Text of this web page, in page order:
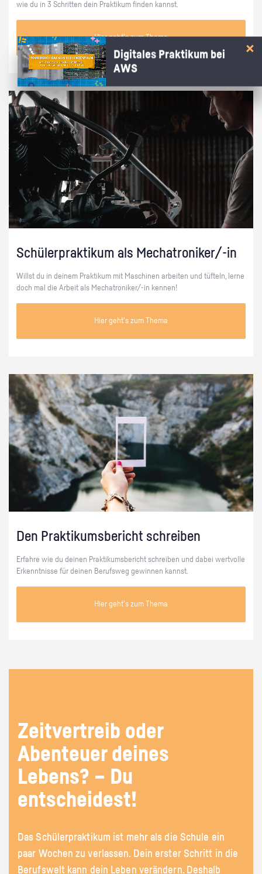
wie du in 3 Schritten dein Praktikum finden kannst.
Hier geht's zum Thema
Schülerpraktikum als Mechatroniker/-in
Willst du in deinem Praktikum mit Maschinen arbeiten und tüfteln, lerne
doch mal die Arbeit als Mechatroniker/-in kennen!
Hier geht's zum Thema
Den Praktikumsbericht schreiben
Erfahre wie du deinen Praktikumsbericht schreiben und dabei wertvolle
Erkenntnisse für deinen Berufsweg gewinnen kannst.
Hier geht's zum Thema
Zeitvertreib oder
Abenteuer deines
Lebens? – Du
entscheidest!
Das Schülerpraktikum ist mehr als die Schule ein
paar Wochen zu verlassen. Dein erster Schritt in die
Berufswelt kann dein Leben verändern. Deshalb
Digitales Praktikum bei
AWS